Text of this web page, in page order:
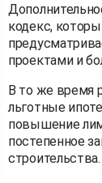
кодекс,
проектами и
В то же время
льготные
повышение
постепенное
строительства.